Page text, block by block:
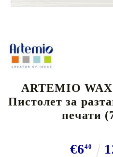
ARTEMIO
Пистолет за
печати
€640